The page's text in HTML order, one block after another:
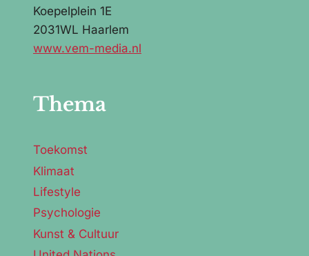
Koepelplein 1E
2031WL Haarlem
www.vem-media.nl
Thema
Toekomst
Klimaat
Lifestyle
Psychologie
Kunst & Cultuur